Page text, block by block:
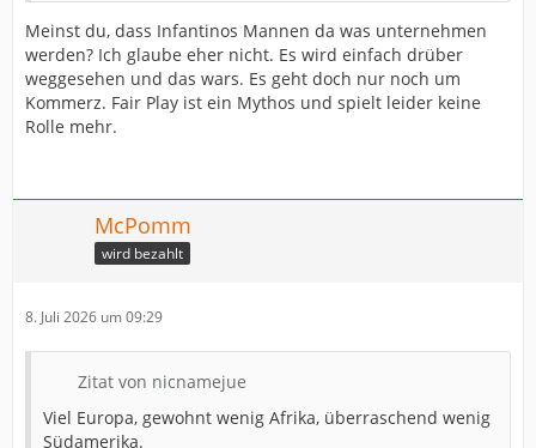
Meinst du, dass Infantinos Mannen da was unternehmen
werden? Ich glaube eher nicht. Es wird einfach drüber
weggesehen und das wars. Es geht doch nur noch um
Kommerz. Fair Play ist ein Mythos und spielt leider keine
Rolle mehr.
McPomm
wird bezahlt
8. Juli 2026 um 09:29
Zitat von nicnamejue
Viel Europa, gewohnt wenig Afrika, überraschend wenig
Südamerika.